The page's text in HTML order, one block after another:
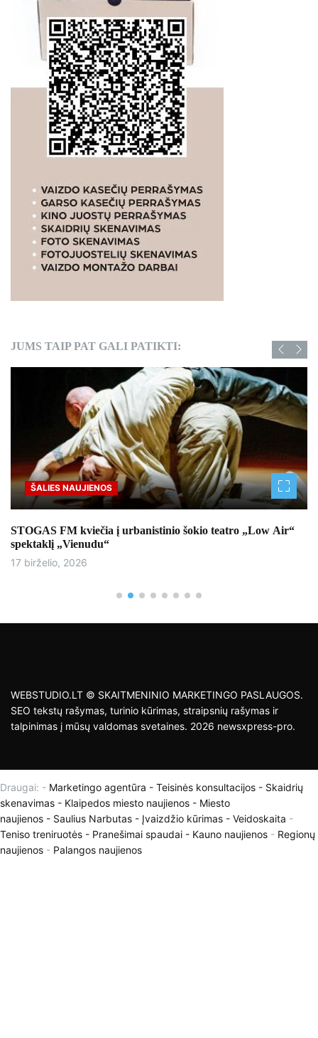
JUMS TAIP PAT GALI PATIKTI:
ŠALIES NAUJIENOS
STOGAS FM kviečia į urbanistinio šokio teatro „Low Air“
spektaklį „Vienudu“
17 birželio, 2026
WEBSTUDIO.LT © SKAITMENINIO MARKETINGO PASLAUGOS.
SEO tekstų rašymas, turinio kūrimas, straipsnių rašymas ir
talpinimas į mūsų valdomas svetaines. 2026 newsxpress-pro.
Draugai: - Marketingo agentūra - Teisinės konsultacijos - Skaidrių
skenavimas - Klaipedos miesto naujienos - Miesto
naujienos - Saulius Narbutas - Įvaizdžio kūrimas - Veidoskaita -
Teniso treniruotės - Pranešimai spaudai - Kauno naujienos - Regionų
naujienos - Palangos naujienos